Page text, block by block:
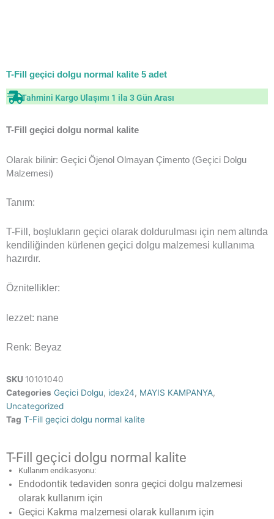
T-Fill geçici dolgu normal kalite 5 adet
Tahmini Kargo Ulaşımı 1 ila 3 Gün Arası
T-Fill geçici dolgu normal kalite
Olarak bilinir: Geçici Öjenol Olmayan Çimento (Geçici Dolgu
Malzemesi)
Tanım:
T-Fill, boşlukların geçici olarak doldurulması için nem altında
kendiliğinden kürlenen geçici dolgu malzemesi kullanıma
hazırdır.
Öznitellikler:
lezzet: nane
Renk: Beyaz
SKU 10101040
Categories Geçici Dolgu, idex24, MAYIS KAMPANYA,
Uncategorized
Tag T-Fill geçici dolgu normal kalite
T-Fill geçici dolgu normal kalite
Kullanım endikasyonu:
Endodontik tedaviden sonra geçici dolgu malzemesi
olarak kullanım için
Geçici Kakma malzemesi olarak kullanım için